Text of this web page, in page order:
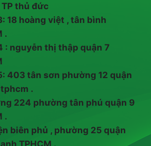
thủ đức
18 hoàng việt , tân bình
.
: nguyễn thị thập quận 7
403 tân sơn phường 12 quận
.
224 phường tân phú quận 9
.
biên phủ , phường 25 quận
TPHCM .